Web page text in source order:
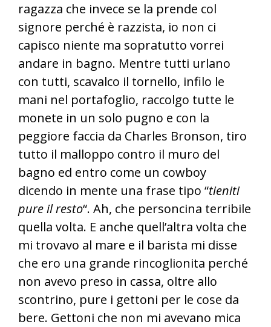
ragazza che invece se la prende col
signore perché è razzista, io non ci
capisco niente ma sopratutto vorrei
andare in bagno. Mentre tutti urlano
con tutti, scavalco il tornello, infilo le
mani nel portafoglio, raccolgo tutte le
monete in un solo pugno e con la
peggiore faccia da Charles Bronson, tiro
tutto il malloppo contro il muro del
bagno ed entro come un cowboy
dicendo in mente una frase tipo “tieniti
pure il resto“. Ah, che personcina terribile
quella volta. E anche quell’altra volta che
mi trovavo al mare e il barista mi disse
che ero una grande rincoglionita perché
non avevo preso in cassa, oltre allo
scontrino, pure i gettoni per le cose da
bere. Gettoni che non mi avevano mica